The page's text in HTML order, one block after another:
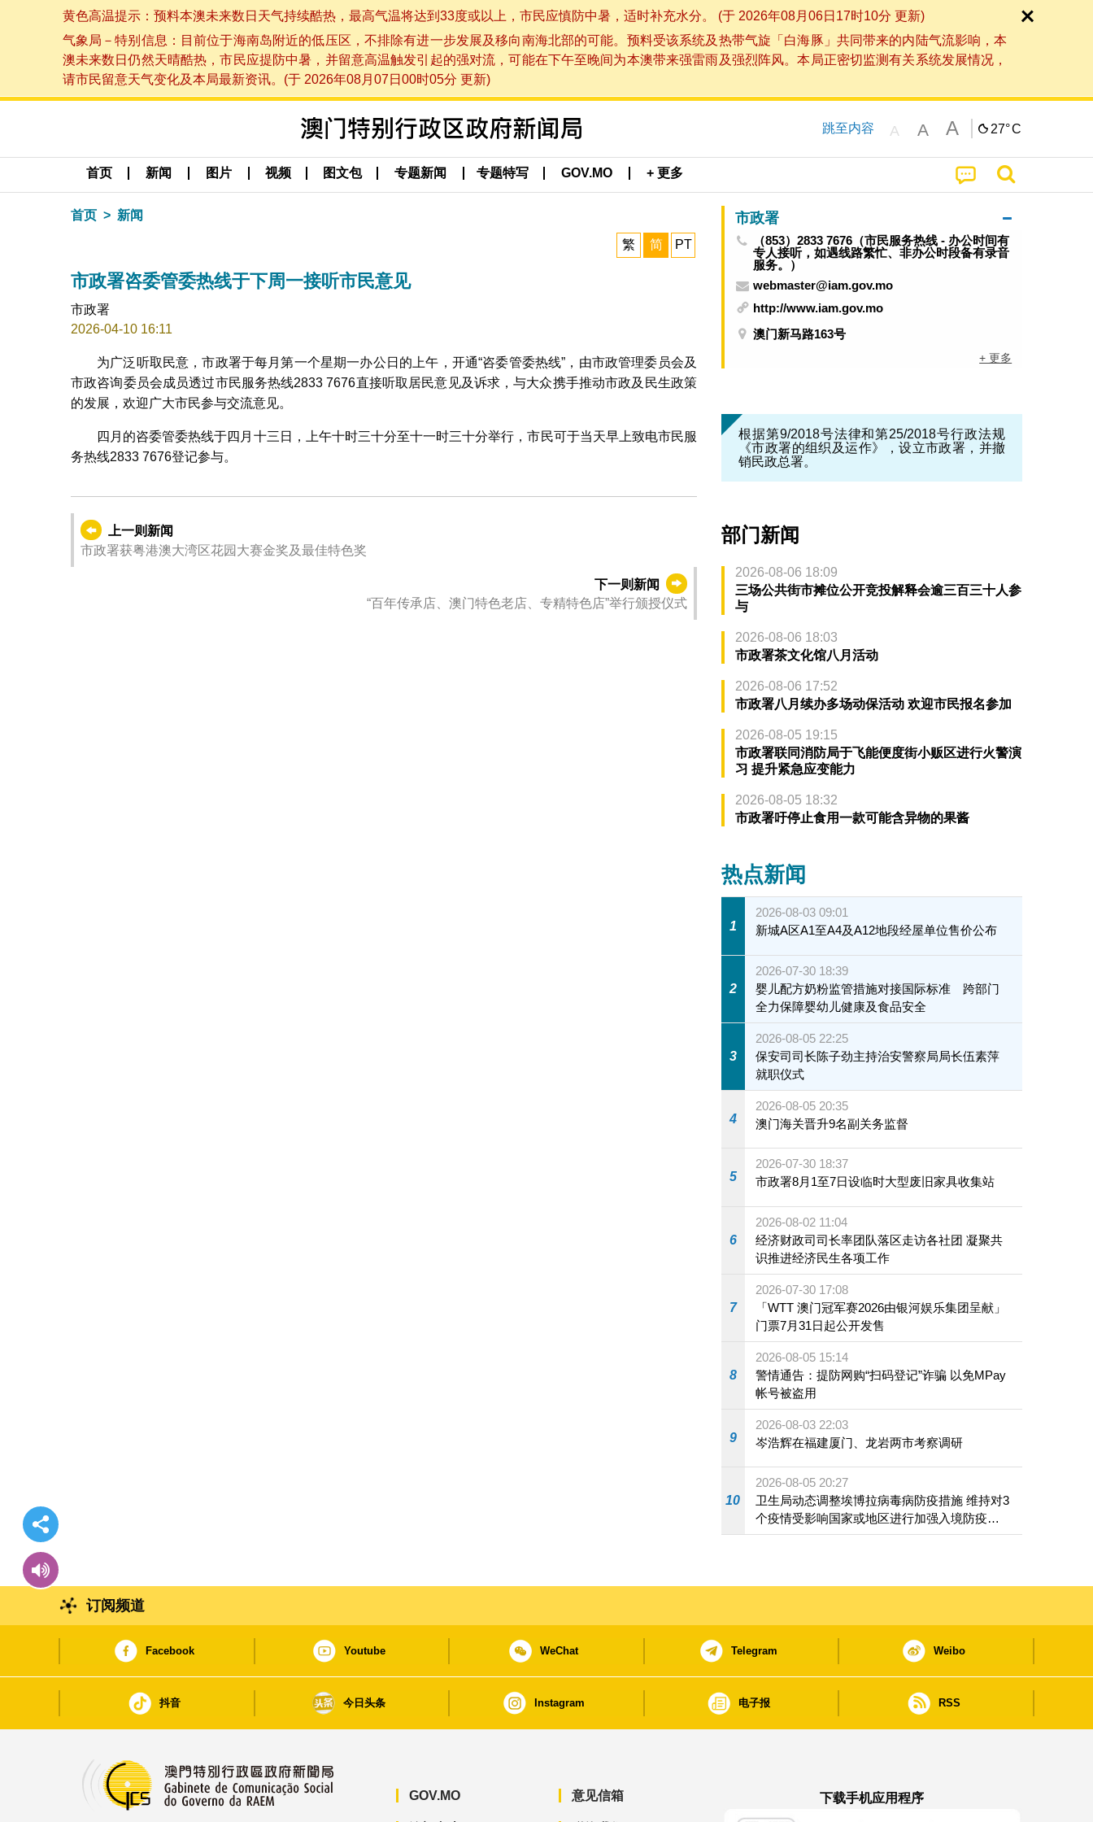
黄色高温提示：预料本澳未来数日天气持续酷热，最高气温将达到33度或以上，市民应慎防中暑，适时补充水分。 (于 2026年08月06日17时10分 更新)
气象局－特别信息：目前位于海南岛附近的低压区，不排除有进一步发展及移向南海北部的可能。预料受该系统及热带气旋「白海豚」共同带来的内陆气流影响，本
澳未来数日仍然天晴酷热，市民应提防中暑，并留意高温触发引起的强对流，可能在下午至晚间为本澳带来强雷雨及强烈阵风。本局正密切监测有关系统发展情况，
请市民留意天气变化及本局最新资讯。(于 2026年08月07日00时05分 更新)
跳至内容 A A A 27°C
首页 新闻 图片 视频 图文包 专题新闻 专题特写 GOV.MO + 更多
首页 新闻
繁 简 PT
市政署咨委管委热线于下周一接听市民意见
市政署
2026-04-10 16:11
为广泛听取民意，市政署于每月第一个星期一办公日的上午，开通“咨委管委热线”，由市政管理委员会及
市政咨询委员会成员透过市民服务热线2833 7676直接听取居民意见及诉求，与大众携手推动市政及民生政策
的发展，欢迎广大市民参与交流意见。
四月的咨委管委热线于四月十三日，上午十时三十分至十一时三十分举行，市民可于当天早上致电市民服
务热线2833 7676登记参与。
上一则新闻
市政署获粤港澳大湾区花园大赛金奖及最佳特色奖
下一则新闻
“百年传承店、澳门特色老店、专精特色店”举行颁授仪式
市政署
（853）2833 7676（市民服务热线 - 办公时间有
专人接听，如遇线路繁忙、非办公时段备有录音
服务。）
webmaster@iam.gov.mo
http://www.iam.gov.mo
澳门新马路163号
+ 更多
根据第9/2018号法律和第25/2018号行政法规
《市政署的组织及运作》，设立市政署，并撤
销民政总署。
部门新闻
2026-08-06 18:09
三场公共街市摊位公开竞投解释会逾三百三十人参
与
2026-08-06 18:03
市政署茶文化馆八月活动
2026-08-06 17:52
市政署八月续办多场动保活动 欢迎市民报名参加
2026-08-05 19:15
市政署联同消防局于飞能便度街小贩区进行火警演
习 提升紧急应变能力
2026-08-05 18:32
市政署吁停止食用一款可能含异物的果酱
热点新闻
1
2026-08-03 09:01
新城A区A1至A4及A12地段经屋单位售价公布
2
2026-07-30 18:39
婴儿配方奶粉监管措施对接国际标准 跨部门
全力保障婴幼儿健康及食品安全
3
2026-08-05 22:25
保安司司长陈子劲主持治安警察局局长伍素萍
就职仪式
4
2026-08-05 20:35
澳门海关晋升9名副关务监督
5
2026-07-30 18:37
市政署8月1至7日设临时大型废旧家具收集站
6
2026-08-02 11:04
经济财政司司长率团队落区走访各社团 凝聚共
识推进经济民生各项工作
7
2026-07-30 17:08
「WTT 澳门冠军赛2026由银河娱乐集团呈献」
门票7月31日起公开发售
8
2026-08-05 15:14
警情通告：提防网购“扫码登记”诈骗 以免MPay
帐号被盗用
9
2026-08-03 22:03
岑浩辉在福建厦门、龙岩两市考察调研
10
2026-08-05 20:27
卫生局动态调整埃博拉病毒病防疫措施 维持对3
个疫情受影响国家或地区进行加强入境防疫措
施
订阅频道
Facebook Youtube WeChat Telegram Weibo
抖音 今日头条 Instagram 电子报 RSS
GOV.MO 意见信箱
下载手机应用程序